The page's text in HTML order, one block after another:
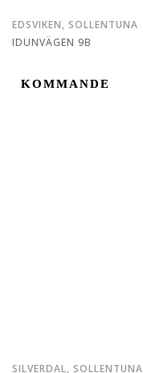
EDSVIKEN, SOLLENTUNA
IDUNVÄGEN 9B
KOMMANDE
KOMMANDE
SILVERDAL, SOLLENTUNA